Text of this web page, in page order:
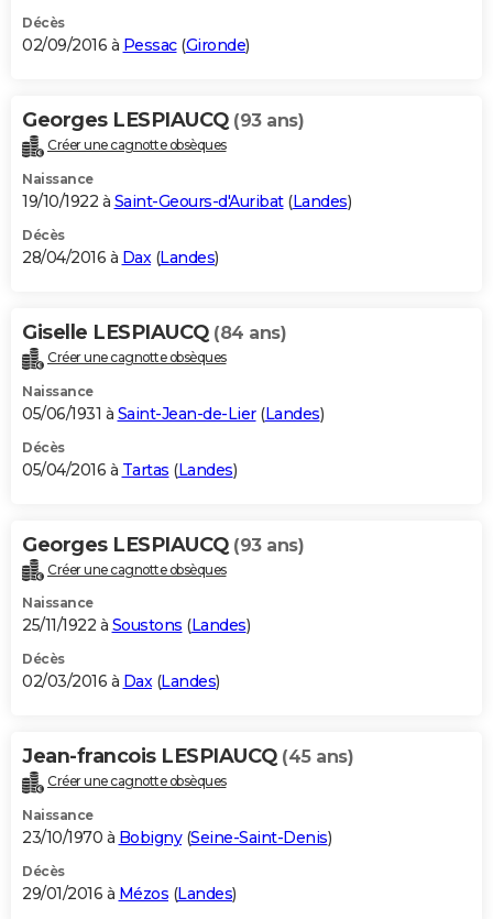
Décès
02/09/2016 à Pessac(Gironde)
Georges LESPIAUCQ (93 ans)
Créer une cagnotte obsèques
Naissance
19/10/1922 à Saint-Geours-d'Auribat(Landes)
Décès
28/04/2016 à Dax(Landes)
Giselle LESPIAUCQ (84 ans)
Créer une cagnotte obsèques
Naissance
05/06/1931 à Saint-Jean-de-Lier(Landes)
Décès
05/04/2016 à Tartas (Landes)
Georges LESPIAUCQ (93 ans)
Créer une cagnotte obsèques
Naissance
25/11/1922 à Soustons (Landes)
Décès
02/03/2016 à Dax(Landes)
Jean-francois LESPIAUCQ (45 ans)
Créer une cagnotte obsèques
Naissance
23/10/1970 à Bobigny(Seine-Saint-Denis)
Décès
29/01/2016 à Mézos (Landes)